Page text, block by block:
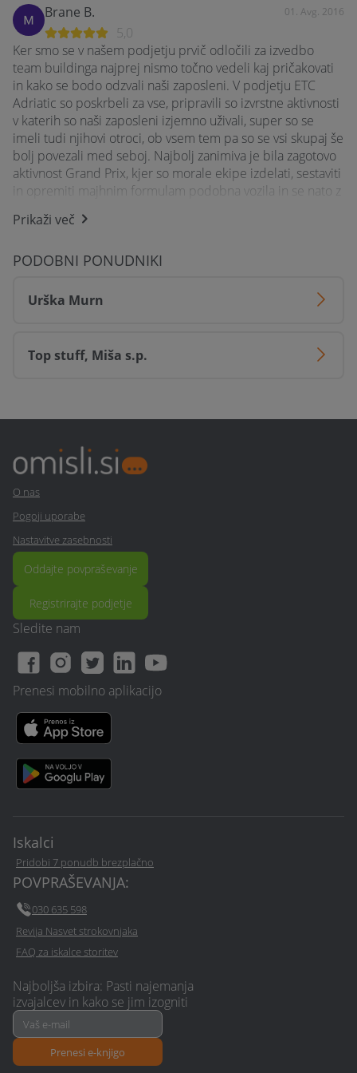
Koroškem, Razkrižje, Rečica ob Savinji, Ribnica, Ribnica na
Pohorju, Rogatec, Rogaška Slatina, Rogašovci, Ruše, Selnica
ob Dravi, Semič, Sevnica, Sežana, Slovenj Gradec,
Slovenska Bistrica, Slovenske Konjice, Sodražica, Solčava,
Središče ob Dravi, Starše, Straža, Sveti Jurij ob Ščavnici,
Sveti Tomaž, Šalovci, Šempeter pri Gorici, Šentjernej,
Šentjur, Šentrupert, Šenčur, Škocjan, Škofja Loka, Škofljica,
Šmarje pri Jelšah, Šmarješke Toplice, Šmartno ob Paki,
Šmartno pri Litiji, Šoštanj, Štore, Tabor, Tišina, Tolmin,
Trbovlje, Trebnje, Trnovska vas, Trzin, Tržič, Turnišče,
Velenje, Velika Polana, Velike Lašče, Veržej, Videm, Vipava,
Vuzenica, Zagorje ob Savi, Zavrč, Zreče, Žalec, Železniki,
Brane B. 01. Avg. 2016
5,0
Ker smo se v našem podjetju prvič odločili za izvedbo
team buildinga najprej nismo točno vedeli kaj pričakovati
in kako se bodo odzvali naši zaposleni. V podjetju ETC
Adriatic so poskrbeli za vse, pripravili so izvrstne aktivnosti
v katerih so naši zaposleni izjemno uživali, super so se
imeli tudi njihovi otroci, ob vsem tem pa so se vsi skupaj še
bolj povezali med seboj. Najbolj zanimiva je bila zagotovo
aktivnost Grand Prix, kjer so morale ekipe izdelati, sestaviti
in opremiti majhnim formulam podobna vozila in se nato z
5,0
vrhuncu!
Ajda Š. 06. Jun. 2016
Žiga K.
5,0
Prikaži več
PODOBNI PONUDNIKI
Urška Murn
Top stuff, Miša s.p.
Iskalci
Pridobi 7 ponudb brezplačno
POVPRAŠEVANJA:
030 635 598
Revija Nasvet strokovnjaka
FAQ za iskalce storitev
Najboljša izbira: Pasti najemanja
izvajalcev in kako se jim izogniti
Prenesi e-knjigo
O nas
Pogoji uporabe
Nastavitve zasebnosti
Oddajte povpraševanje
Registrirajte podjetje
Sledite nam
Prenesi mobilno aplikacijo